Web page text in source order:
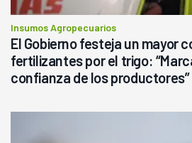
Insumos Agropecuarios
El Gobierno festeja un mayor
fertilizantes por el trigo:
confianza de los productores”